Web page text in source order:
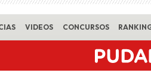
VIDEOS CONCURSOS